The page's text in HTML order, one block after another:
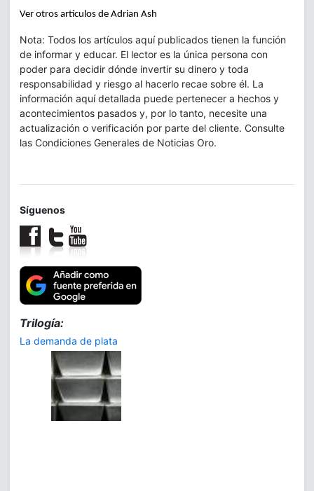
Ver otros artículos de Adrian Ash
Nota: Todos los artículos aquí publicados tienen la función
de informar y educar. El lector es la única persona con
poder para decidir dónde invertir su dinero y toda
responsabilidad y riesgo al hacerlo recae sobre él. La
información aquí detallada puede pertenecer a hechos y
acontecimientos pasados y, por lo tanto, necesite una
actualización o verificación por parte del cliente. Consulte
las Condiciones Generales de Noticias Oro.
Síguenos
Trilogía:
La demanda de plata